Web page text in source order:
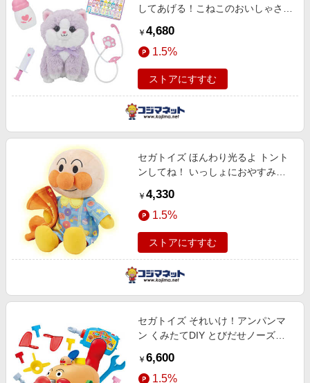
してあげる！こねこのおいしゃさん
￥ 4,680
1.5%
ストアにすすむ
セガトイズ ほんわり光るよ トント
ンしてね！ いっしょにおやすみア
￥ 4,330
1.5%
ストアにすすむ
セガトイズ それいけ！アンパンマ
ン くみたてDIY とびだせノーズパ
￥ 6,600
1.5%